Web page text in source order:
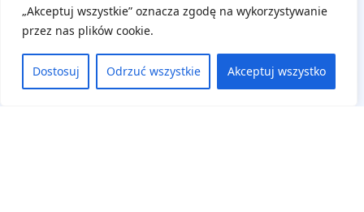
„Akceptuj wszystkie” oznacza zgodę na wykorzystywanie
przez nas plików cookie.
Dostosuj Odrzuć wszystkie Akceptuj wszystko
Klauzula Informacyjna
Kontakt